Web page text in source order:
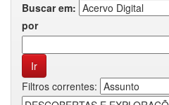
Buscar em:
por
Filtros correntes: